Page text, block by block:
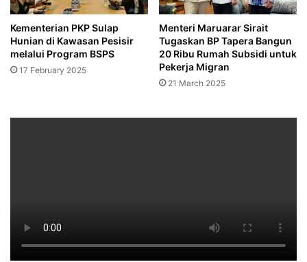
Kementerian PKP Sulap
Hunian di Kawasan Pesisir
melalui Program BSPS
17 February 2025
Menteri Maruarar Sirait
Tugaskan BP Tapera Bangun
20 Ribu Rumah Subsidi untuk
Pekerja Migran
21 March 2025